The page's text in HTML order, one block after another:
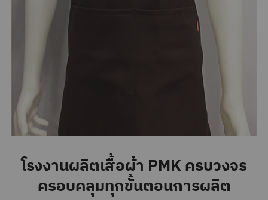
โรงงานผลิตเสื้อผ้า PMK ครบวงจร
ครอบคลุมทุกขั้นตอนการผลิต